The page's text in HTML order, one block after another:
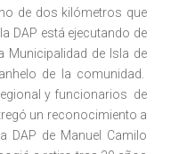
de dos kilómetros que
DAP está ejecutando de
de Isla de
de la comunidad.
y funcionarios de
un reconocimiento a
DAP de Manuel Camilo